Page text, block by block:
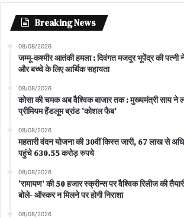
Breaking News
08/08/2026
जम्मू-कश्मीर आतंकी हमला : दिवंगत मजदूर भूपेंद्र की पत्नी
और बच्चे के लिए आर्थिक सहायता
08/08/2026
कोसा की चमक अब वैश्विक बाजार तक : मुख्यमंत्री साय ने
प्रीमियम हैंडलूम ब्रांड ‘कोशल फैब’
08/08/2026
महतारी वंदन योजना की 30वीं किस्त जारी, 67 लाख से
पहुंचे 630.55 करोड़ रुपये
08/08/2026
‘रामायण’ की 50 हजार स्क्रीन्स पर वैश्विक रिलीज की
बोले- ऑस्कर न मिलने पर होगी निराशा
08/08/2026